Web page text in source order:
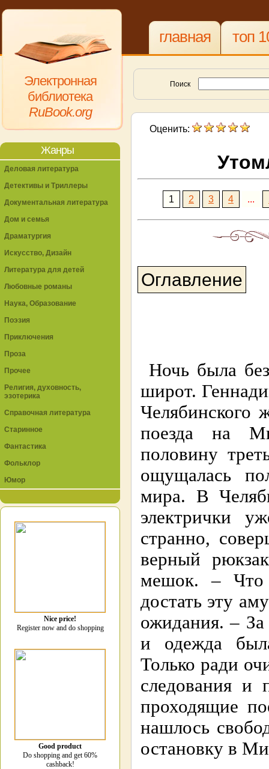
Электронная
библиотека
RuBook.org
главная топ
Поиск
Оценить:
1 2 3 4 ...
Оглавление
Ночь была
широт.
Челябинского
поезда на
половину
ощущалась
мира. В
электрички
странно,
верный
мешок. – Что
достать эту
ожидания. –
и одежда
Только ради
следования и
проходящие
нашлось
остановку в
Жанры
Деловая литература
Детективы и Триллеры
Документальная литература
Дом и семья
Драматургия
Искусство, Дизайн
Литература для детей
Любовные романы
Наука, Образование
Поэзия
Приключения
Проза
Прочее
Религия, духовность,
эзотерика
Справочная литература
Старинное
Фантастика
Фольклор
Юмор
Nice price!
Register now and do shopping
Good product
Do shopping and get 60%
cashback!